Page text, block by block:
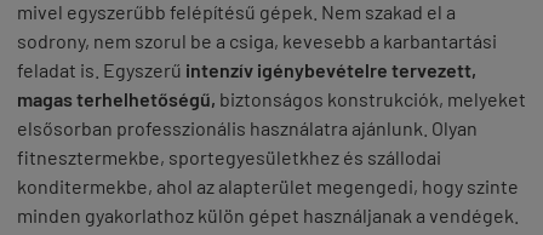
mivel egyszerűbb felépítésű gépek. Nem szakad el a
sodrony, nem szorul be a csiga, kevesebb a karbantartási
feladat is. Egyszerű intenzív igénybevételre tervezett,
magas terhelhetőségű, biztonságos konstrukciók, melyeket
elsősorban professzionális használatra ajánlunk. Olyan
fitnesztermekbe, sportegyesületkhez és szállodai
konditermekbe, ahol az alapterület megengedi, hogy szinte
minden gyakorlathoz külön gépet használjanak a vendégek.